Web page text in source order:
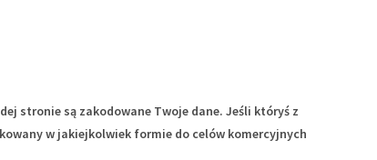
stronie są zakodowane Twoje dane. Jeśli któryś z
w jakiejkolwiek formie do celów komercyjnych